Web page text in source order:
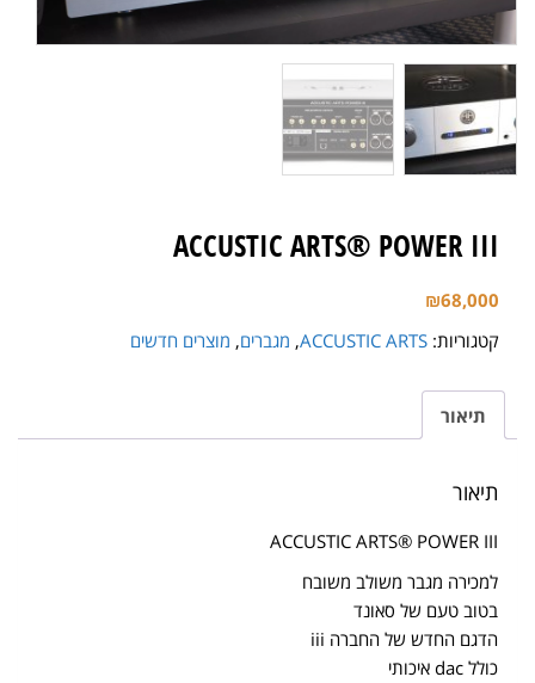
ACCUSTIC ARTS® POWER III
₪68,000
קטגוריות: ACCUSTIC ARTS
, מגברים, מוצרים חדשים
תיאור
תיאור
ACCUSTIC ARTS® POWER III
למכירה מגבר משולב משובח
בטוב טעם של סאונד
הדגם החדש של החברה iii
כולל dac איכותי